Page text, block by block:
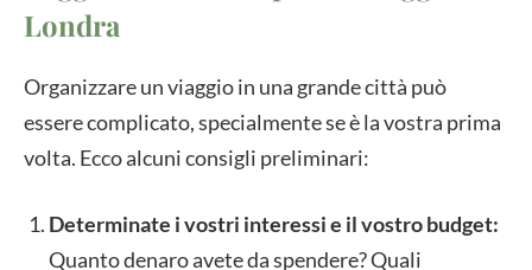
Londra
Organizzare un viaggio in una grande città può
essere complicato, specialmente se è la vostra prima
volta. Ecco alcuni consigli preliminari:
Determinate i vostri interessi e il vostro budget:
Quanto denaro avete da spendere? Quali